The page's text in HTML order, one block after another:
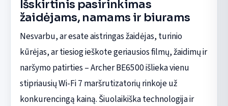
Išskirtinis pasirinkimas
žaidėjams, namams ir biurams
Nesvarbu, ar esate aistringas žaidėjas, turinio
kūrėjas, ar tiesiog ieškote geriausios filmų, žaidimų ir
naršymo patirties – Archer BE6500 išlieka vienu
stipriausių Wi-Fi 7 maršrutizatorių rinkoje už
konkurencingą kainą. Šiuolaikiška technologija ir